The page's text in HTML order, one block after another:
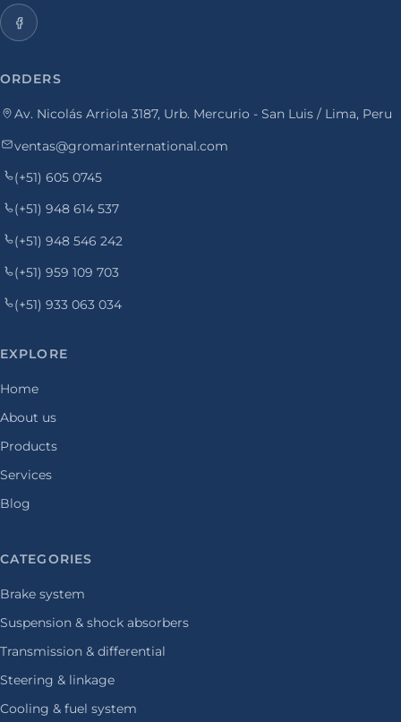
ORDERS
Av. Nicolás Arriola 3187, Urb. Mercurio - San Luis / Lima, Peru
ventas@gromarinternational.com
(+51) 605 0745
(+51) 948 614 537
(+51) 948 546 242
(+51) 959 109 703
(+51) 933 063 034
EXPLORE
Home
About us
Products
Services
Blog
CATEGORIES
Brake system
Suspension & shock absorbers
Transmission & differential
Steering & linkage
Cooling & fuel system